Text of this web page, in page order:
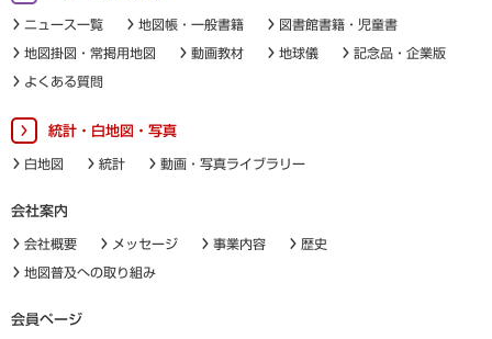
ニュース一覧 地図帳・一般書籍 図書館書籍・児童書
地図掛図・常掲用地図 動画教材 地球儀 記念品・企業版
よくある質問
統計・白地図・写真
白地図 統計 動画・写真ライブラリー
会社案内
会社概要 メッセージ 事業内容 歴史
地図普及への取り組み
会員ページ